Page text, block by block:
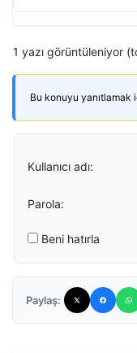
1 yazı görüntüleniyor
Bu konuyu yanıtlamak
Kullanıcı adı:
Parola:
Beni hatırla
Paylaş: